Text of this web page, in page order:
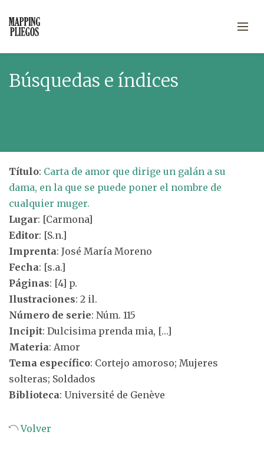
Búsquedas e índices
Título: Carta de amor que dirige un galán a su
dama, en la que se puede poner el nombre de
cualquier muger.
Lugar: [Carmona]
Editor: [S.n.]
Imprenta: José María Moreno
Fecha: [s.a.]
Páginas: [4] p.
Ilustraciones: 2 il.
Número de serie: Núm. 115
Incipit: Dulcisima prenda mia, […]
Materia: Amor
Tema específico: Cortejo amoroso; Mujeres
solteras; Soldados
Biblioteca: Université de Genève
Volver